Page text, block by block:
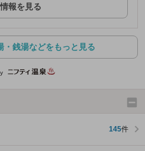
報を見る
・銭湯などをもっと見る
145件